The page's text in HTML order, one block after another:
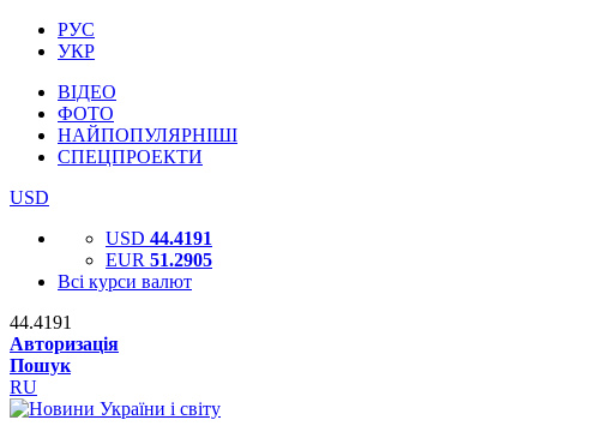
РУС
УКР
ВІДЕО
ФОТО
НАЙПОПУЛЯРНІШІ
СПЕЦПРОЕКТИ
USD
USD 44.4191
EUR 51.2905
Всі курси валют
44.4191
Авторизація
Пошук
RU